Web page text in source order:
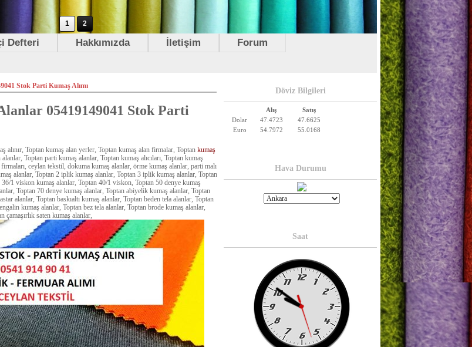
1 2
Defteri Hakkımızda İletişim
Forum
Stok Parti Kumaş Alımı
05419149041 Stok Parti
alınır, Toptan kumaş alan yerler, Toptan kumaş alan firmalar, Toptan kumaş
alanlar, Toptan parti kumaş alanlar, Toptan kumaş alıcıları, Toptan kumaş
ceylan tekstil, dokuma kumaş alanlar, örme kumaş alanlar, parti malı
alanlar, Toptan 2 iplik kumaş alanlar, Toptan 3 iplik kumaş alanlar, Toptan
1 viskon kumaş alanlar, Toptan 40/1 viskon, Toptan 50 denye kumaş
Toptan 70 denye kumaş alanlar, Toptan abiyelik kumaş alanlar, Toptan
alanlar, Toptan baskıaltı kumaş alanlar, Toptan beden tela alanlar, Toptan
kumaş alanlar, Toptan bez tela alanlar, Toptan brode kumaş alanlar,
çamaşırlık saten kumaş alanlar,
Döviz Bilgileri
Alış
Satış
Dolar
47.4723
47.6625
Euro
54.7972 55.0168
Hava Durumu
Saat